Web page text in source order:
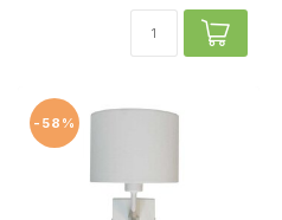
-58%